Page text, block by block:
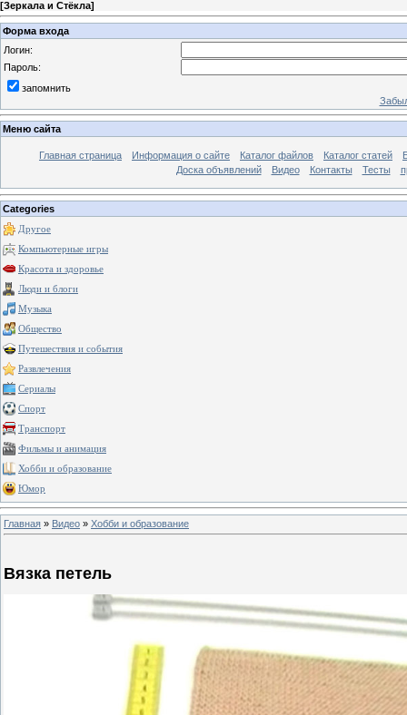
[Зеркала и Стёкла]
Форма входа
Логин:
Пароль:
запомнить
Меню сайта
Главная страница Информация о сайте Каталог файлов Каталог статей
Доска объявлений
Видео Контакты Тесты
Categories
Другое
Компьютерные игры
Красота и здоровье
Люди и блоги
Музыка
Общество
Путешествия и события
Развлечения
Сериалы
Спорт
Транспорт
Фильмы и анимация
Хобби и образование
Юмор
Главная » Видео » Хобби и образование
Вязка петель